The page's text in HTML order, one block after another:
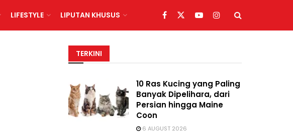
LIFESTYLE LIPUTAN KHUSUS
TERKINI
10 Ras Kucing yang Paling
Banyak Dipelihara, dari
Persian hingga Maine
Coon
6 AUGUST 2026